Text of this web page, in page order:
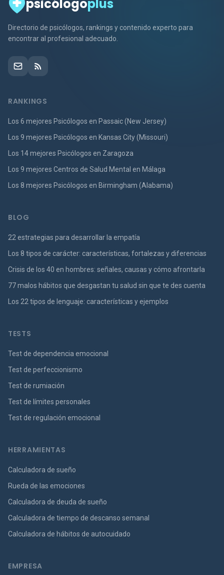
psicólogoplus
Directorio de psicólogos, rankings y contenido experto para
encontrar al profesional adecuado.
RANKINGS
Los 6 mejores Psicólogos en Passaic (New Jersey)
Los 9 mejores Psicólogos en Kansas City (Missouri)
Los 14 mejores Psicólogos en Zaragoza
Los 9 mejores Centros de Salud Mental en Málaga
Los 8 mejores Psicólogos en Birmingham (Alabama)
BLOG
22 estrategias para desarrollar la empatía
Los 8 tipos de carácter: características, fortalezas y diferencias
Crisis de los 40 en hombres: señales, causas y cómo afrontarla
77 malos hábitos que desgastan tu salud sin que te des cuenta
Los 22 tipos de lenguaje: características y ejemplos
TESTS
Test de dependencia emocional
Test de perfeccionismo
Test de rumiación
Test de límites personales
Test de regulación emocional
HERRAMIENTAS
Calculadora de sueño
Rueda de las emociones
Calculadora de deuda de sueño
Calculadora de tiempo de descanso semanal
Calculadora de hábitos de autocuidado
EMPRESA